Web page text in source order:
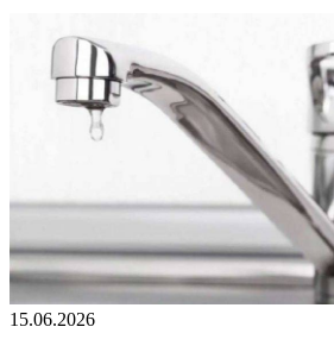
15.06.2026